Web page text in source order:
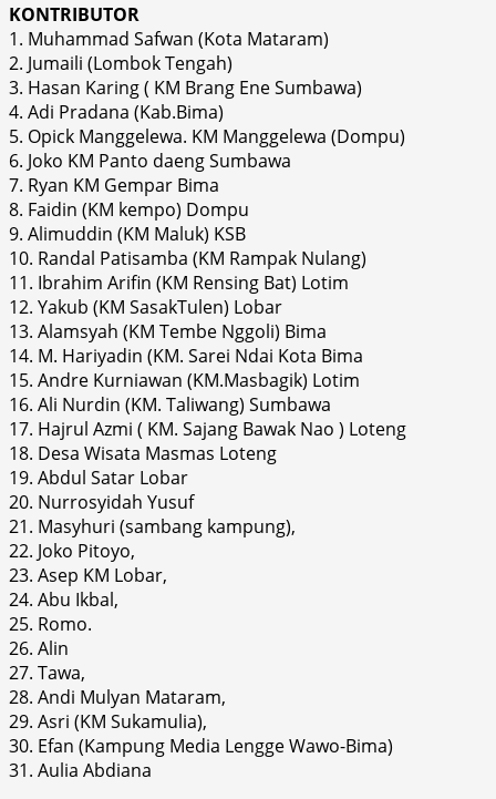
KONTRIBUTOR
1. Muhammad Safwan (Kota Mataram)
2. Jumaili (Lombok Tengah)
3. Hasan Karing ( KM Brang Ene Sumbawa)
4. Adi Pradana (Kab.Bima)
5. Opick Manggelewa. KM Manggelewa (Dompu)
6. Joko KM Panto daeng Sumbawa
7. Ryan KM Gempar Bima
8. Faidin (KM kempo) Dompu
9. Alimuddin (KM Maluk) KSB
10. Randal Patisamba (KM Rampak Nulang)
11. Ibrahim Arifin (KM Rensing Bat) Lotim
12. Yakub (KM SasakTulen) Lobar
13. Alamsyah (KM Tembe Nggoli) Bima
14. M. Hariyadin (KM. Sarei Ndai Kota Bima
15. Andre Kurniawan (KM.Masbagik) Lotim
16. Ali Nurdin (KM. Taliwang) Sumbawa
17. Hajrul Azmi ( KM. Sajang Bawak Nao ) Loteng
18. Desa Wisata Masmas Loteng
19. Abdul Satar Lobar
20. Nurrosyidah Yusuf
21. Masyhuri (sambang kampung),
22. Joko Pitoyo,
23. Asep KM Lobar,
24. Abu Ikbal,
25. Romo.
26. Alin
27. Tawa,
28. Andi Mulyan Mataram,
29. Asri (KM Sukamulia),
30. Efan (Kampung Media Lengge Wawo-Bima)
31. Aulia Abdiana